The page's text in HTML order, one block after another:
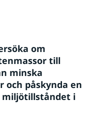
om
till
minska
och påskynda en
i